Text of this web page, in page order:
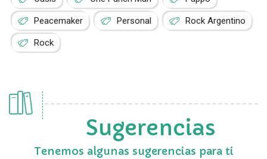
Peacemaker Personal Rock Argentino
Rock
Sugerencias
Tenemos algunas sugerencias para ti